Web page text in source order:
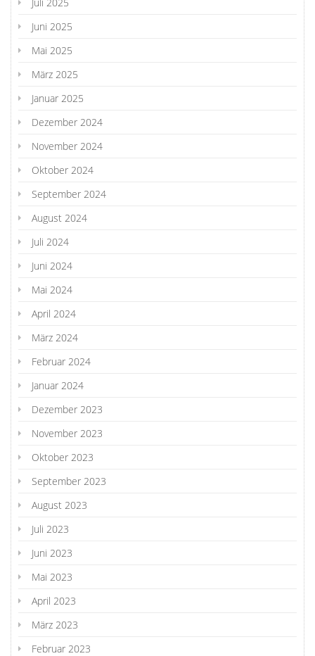
Juni 2025
Mai 2025
März 2025
Januar 2025
Dezember 2024
November 2024
Oktober 2024
September 2024
August 2024
Juli 2024
Juni 2024
Mai 2024
April 2024
März 2024
Februar 2024
Januar 2024
Dezember 2023
November 2023
Oktober 2023
September 2023
August 2023
Juli 2023
Juni 2023
Mai 2023
April 2023
März 2023
Februar 2023